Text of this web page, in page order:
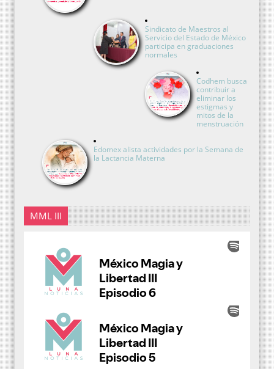
Sindicato de Maestros al
Servicio del Estado de México
participa en graduaciones
normales
Codhem busca
contribuir a
eliminar los
estigmas y
mitos de la
menstruación
Edomex alista actividades por la Semana de
la Lactancia Materna
MML III